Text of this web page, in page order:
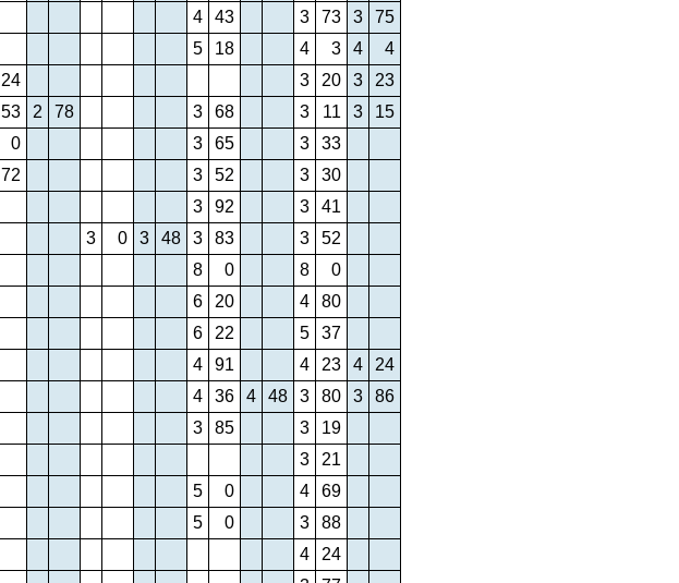
4 43 3 73 3
75
5 18 4 3 4
4
24 3 20 3
23
53 2 78 3 68 3 11 3
15
0 3 65 3
33
72 3 52 3
30
3 92 3
41
3 0 3 48 3 83 3
52
8 0 8
0
6 20 4
80
6 22 5
37
4 91 4 23 4
24
4 36 4 48 3 80 3
86
3 85 3
19
3
21
5 0 4
69
5 0 3
88
4
24